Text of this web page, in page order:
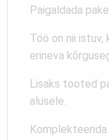
Paigaldada
Töö on nii istuv,
erineva
Lisaks tooted
alusele.